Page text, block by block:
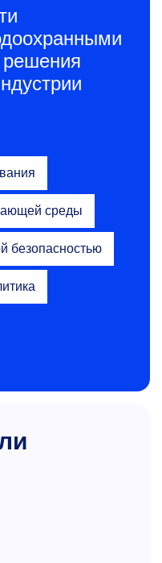
среды
безопасностью